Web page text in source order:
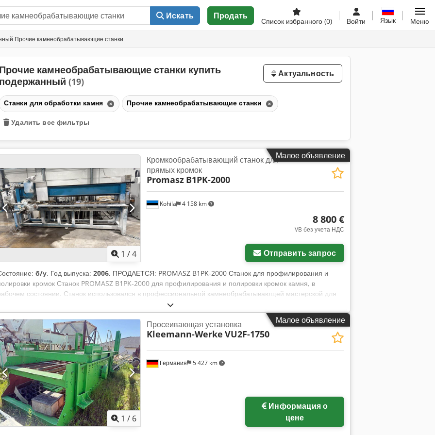
Искать Продать
Список избранного (0) Войти Язык Меню
Прочие камнеобрабатывающие станки
камнеобрабатывающие станки купить
(19)
Актуальность
Станки для обработки камня Прочие камнеобрабатывающие станки
Удалить все фильтры
Малое объявление
1 /4
Kohila 4 158 km
Кромкообрабатывающий станок для
прямых кромок
Promasz B1PK-2000
8 800 €
VB без учета НДС
Отправить запрос
б/у, Год выпуска: 2006, ПРОДАЕТСЯ: PROMASZ B1PK-2000 Станок для профилирования и
кромок Станок PROMASZ B1PK-2000 для профилирования и полировки кромок камня, в
состоянии. Станок использовался в профессиональной камнеобрабатывающей мастерской для
кварца, гранита и других каменных материалов. Является простым и надежным решением для
которым требуется недорогой станок для обработки кромок. Характеристики Производитель:
Crsdpfjzcdhvjx Aqgsf Модель: B1PK-2000 Ручной режим работы Обрабатывает только
кромку Подходит для обработки и полировки прямых кромок Прочная стальная конструкция
для осмотра под напряжением Состояние Б/у, в рабочем состоянии Регулярное обслуживание
показ в работе перед покупкой В комплекте Станок, как на фото Имеющийся инструмент
с покупателем)
Малое объявление
1 / 6
Германия 5 427 km
Просеивающая установка
Kleemann-Werke VU2F-1750
цене